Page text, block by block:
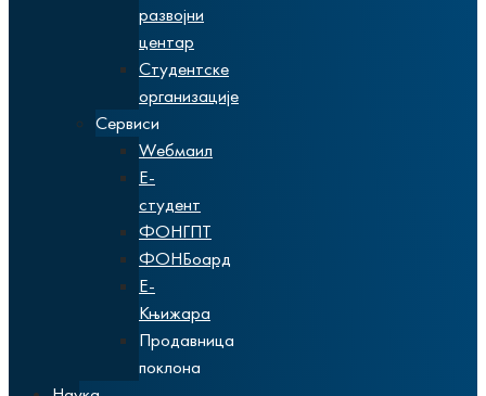
развојни
центар
Студентске
организације
Сервиси
Wебмаил
Е-
студент
ФОНГПТ
ФОНБоард
Е-
Књижара
Продавница
поклона